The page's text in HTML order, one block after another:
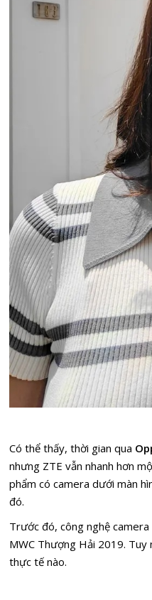
Có thể thấy, thời gian qua
nhưng ZTE vẫn nhanh hơn
phẩm có camera dưới màn
đó.
Trước đó, công nghệ
MWC Thượng Hải 2019.
thực tế nào.